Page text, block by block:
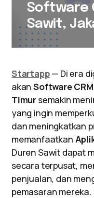
Software
Sawit,
Startapp — Di era
akanSoftware
Timursemakin
yang ingin
dan meningkatkan
memanfaatkan
Duren Sawit dapat
secara terpusat,
penjualan, dan
pemasaran mereka.